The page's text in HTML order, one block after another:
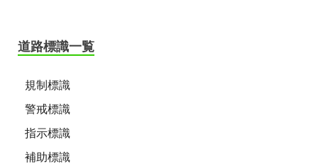
道路標識一覧
規制標識
警戒標識
指示標識
補助標識